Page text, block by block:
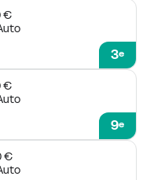
€
3e
€
9e
€